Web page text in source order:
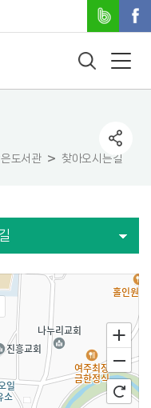
도서관 찾아오시는길